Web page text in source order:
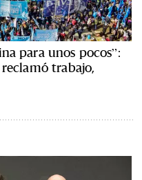
para unos pocos”:
trabajo,